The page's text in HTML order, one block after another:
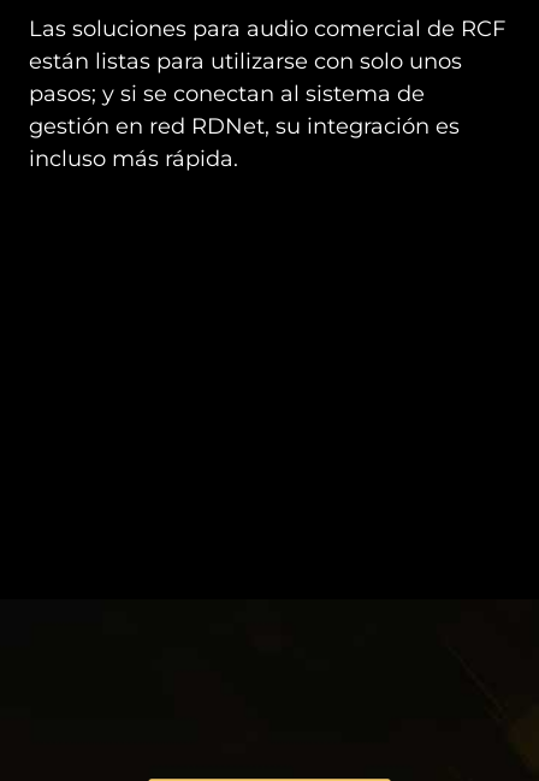
Las soluciones para audio comercial de RCF
están listas para utilizarse con solo unos
pasos; y si se conectan al sistema de
gestión en red RDNet, su integración es
incluso más rápida.